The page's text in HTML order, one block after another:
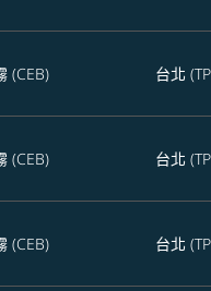
(CEB) 台北
(CEB) 台北
(CEB) 台北